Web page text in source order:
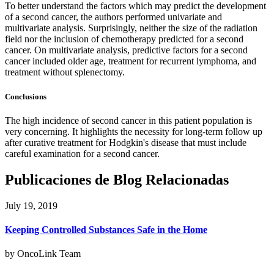
To better understand the factors which may predict the development
of a second cancer, the authors performed univariate and
multivariate analysis. Surprisingly, neither the size of the radiation
field nor the inclusion of chemotherapy predicted for a second
cancer. On multivariate analysis, predictive factors for a second
cancer included older age, treatment for recurrent lymphoma, and
treatment without splenectomy.
Conclusions
The high incidence of second cancer in this patient population is
very concerning. It highlights the necessity for long-term follow up
after curative treatment for Hodgkin's disease that must include
careful examination for a second cancer.
Publicaciones de Blog Relacionadas
July 19, 2019
Keeping Controlled Substances Safe in the Home
by OncoLink Team